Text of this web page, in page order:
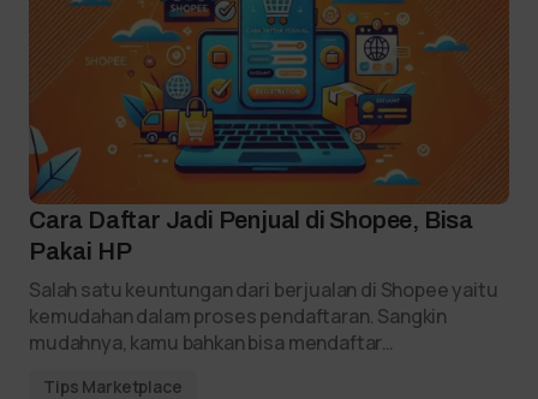
Cara Daftar Jadi Penjual di Shopee, Bisa
Pakai HP
Salah satu keuntungan dari berjualan di Shopee yaitu
kemudahan dalam proses pendaftaran. Sangkin
mudahnya, kamu bahkan bisa mendaftar…
Tips Marketplace